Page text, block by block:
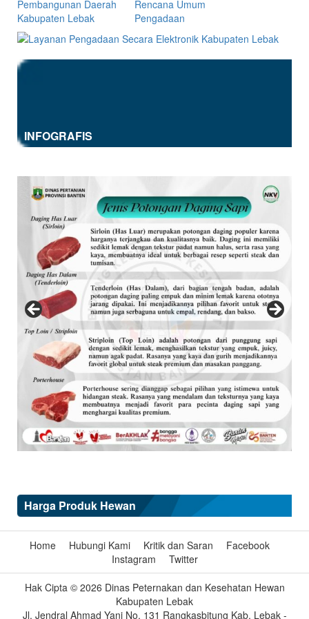
INFOGRAFIS
Harga Produk Hewan
Home Hubungi Kami Kritik dan Saran
Facebook
Instagram
Twitter
Hak Cipta © 2026 Dinas Peternakan dan Kesehatan Hewan
Kabupaten Lebak
Jl. Jendral Ahmad Yani No. 131 Rangkasbitung Kab. Lebak -